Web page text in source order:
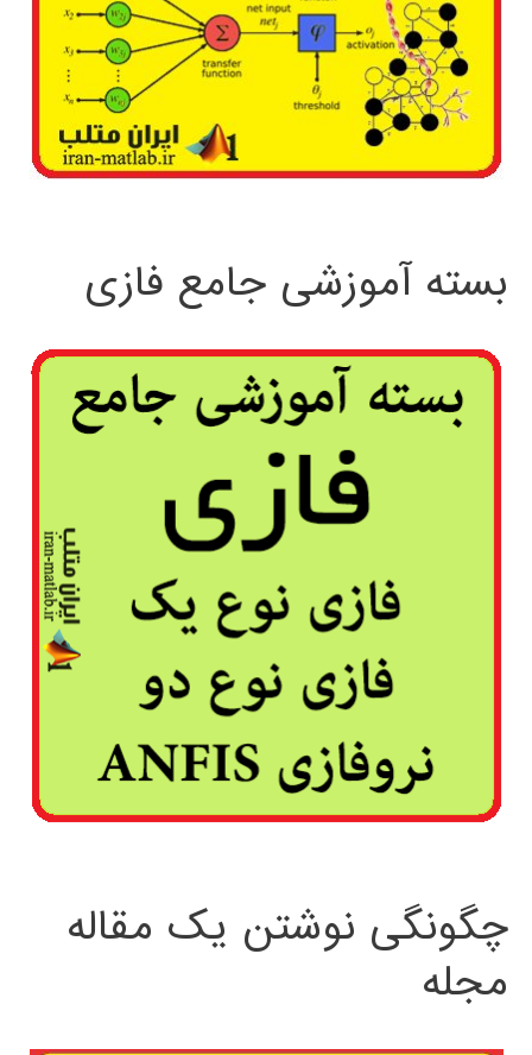
بسته آموزشی جامع فازی
چگونگی نوشتن یک مقاله
مجله